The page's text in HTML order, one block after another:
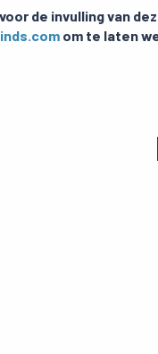
de invulling van
om te laten